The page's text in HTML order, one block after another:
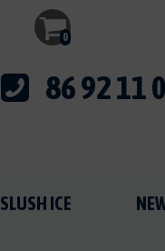
86 92 11
SLUSH ICE
0